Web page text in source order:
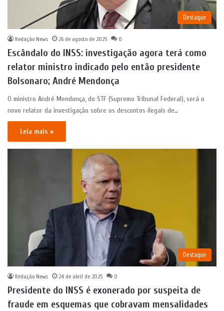
Destaque
Redação News 26 de agosto de 2025 0
Escândalo do INSS: investigação agora terá como
relator ministro indicado pelo então presidente
Bolsonaro; André Mendonça
O ministro André Mendonça, do STF (Supremo Tribunal Federal), será o
novo relator da investigação sobre os descontos ilegais de…
Leia mais »
Destaque
Redação News 24 de abril de 2025 0
Presidente do INSS é exonerado por suspeita de
fraude em esquemas que cobravam mensalidades